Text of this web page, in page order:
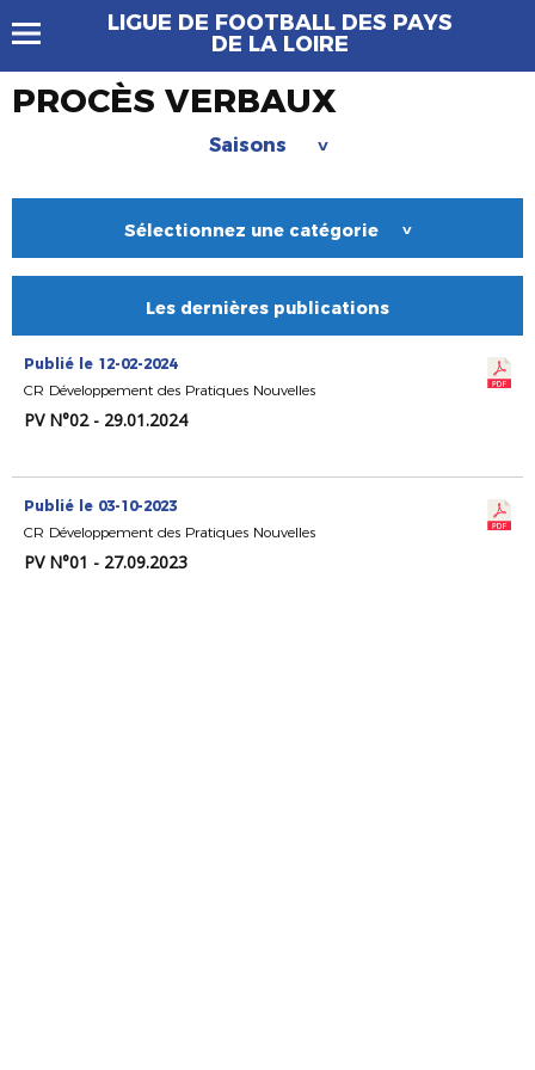
LIGUE DE FOOTBALL DES PAYS
DE LA LOIRE
PROCÈS VERBAUX
Saisons >
Sélectionnez une catégorie >
Les dernières publications
Publié le 12-02-2024
CR Développement des Pratiques Nouvelles
PV N°02 - 29.01.2024
Publié le 03-10-2023
CR Développement des Pratiques Nouvelles
PV N°01 - 27.09.2023